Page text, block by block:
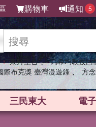
購物車 通知 5
東野圭吾 、 高希均教授回
際布克獎 臺灣漫遊錄 、 方
三民東大 電